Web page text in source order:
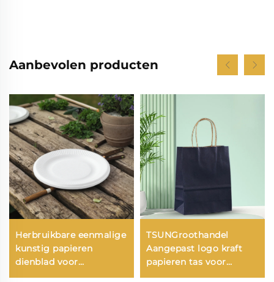
Aanbevolen producten
Herbruikbare eenmalige
kunstig papieren
dienblad voor
saladebekers, snacks,
TSUNGroothandel
Aangepast logo kraft
papieren tas voor
takeaway